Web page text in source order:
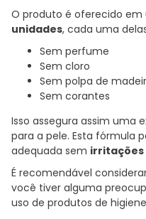
O produto é oferecido
unidades, cada uma
Sem perfume
Sem cloro
Sem polpa de
Sem corantes
Isso assegura assim uma
para a pele. Esta fórmula
adequada sem irritações
É recomendável
você tiver alguma
uso de produtos de